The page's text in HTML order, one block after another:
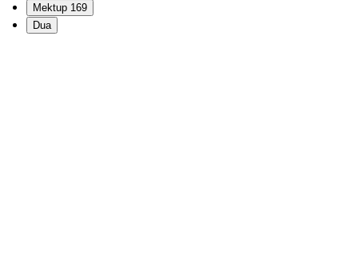
Mektup 169
Dua